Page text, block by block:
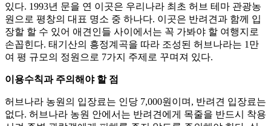
있다. 1993년 문을 연 이곳은 우리나라 최초 허브 테마 관광농
원으로 평창의 대표 명소 중 하나다. 이곳은 반려견과 함께 입
장할 할 수 있어 애견인들 사이에서는 꼭 가봐야 할 여행지로
손꼽힌다. 태기산의 흥정계곡을 따라 조성된 허브나라는 1만
여 평 규모의 정원으로 7가지 주제로 꾸며져 있다.
이용수칙과 주의해야 할 점
허브나라 농원의 입장료는 인당 7,000원이며, 반려견 입장료는
없다. 허브나라 농원 안에서는 반려견에게 목줄을 반드시 착용